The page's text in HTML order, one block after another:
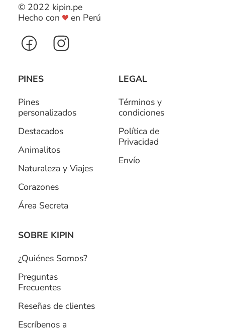
© 2022 kipin.pe
Hecho con
en Perú
PINES
Pines
personalizados
Destacados
Animalitos
Naturaleza y Viajes
Corazones
Área Secreta
LEGAL
Términos y
condiciones
Política de
Privacidad
Envío
SOBRE KIPIN
¿Quiénes Somos?
Preguntas
Frecuentes
Reseñas de clientes
Escríbenos a